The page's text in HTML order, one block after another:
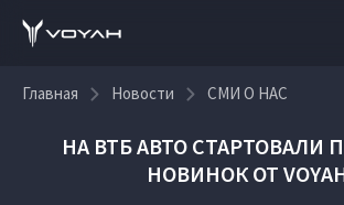
Главная Новости СМИ О НАС
НА ВТБ АВТО СТАРТОВАЛИ
НОВИНОК ОТ